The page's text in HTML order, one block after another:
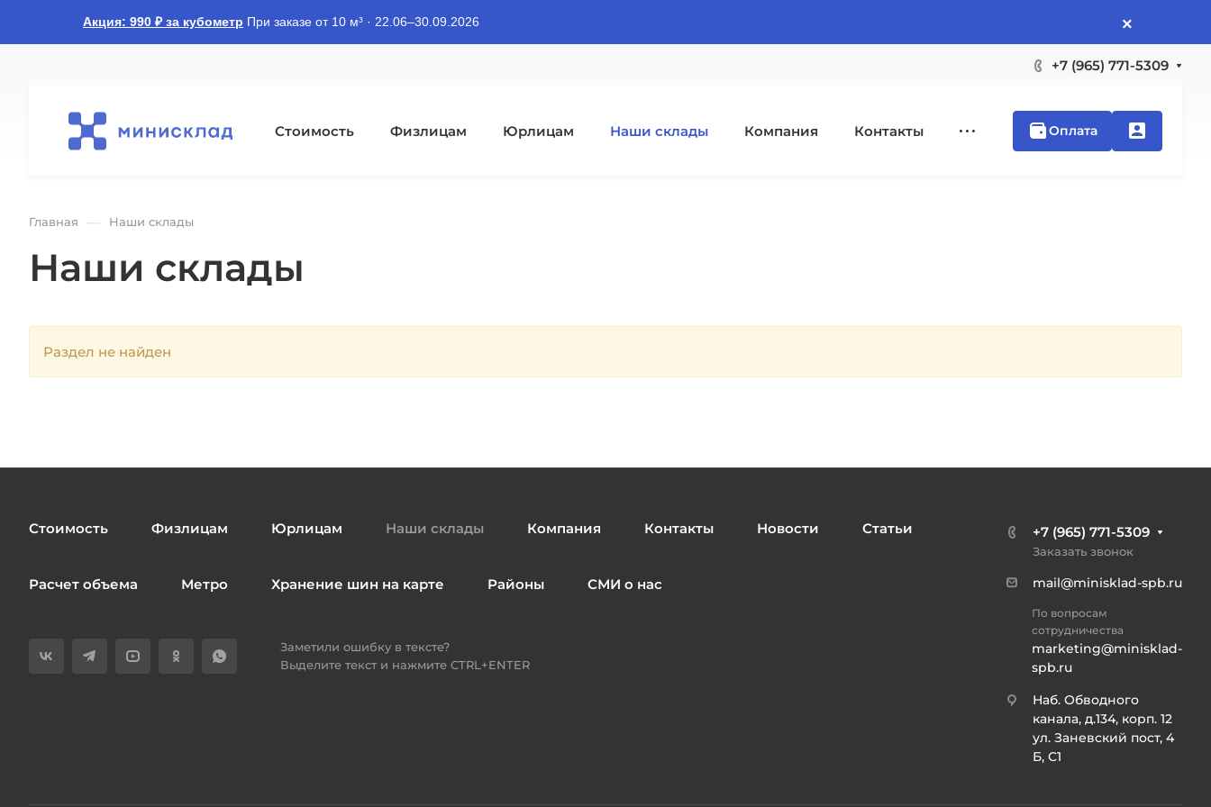
Акция: 990 ₽ за кубометр При заказе от 10 м³ · 22.06–30.09.2026 ×
+7 (965) 771-5309
Стоимость Физлицам Юрлицам Наши склады Компания Контакты Оплата
Главная Наши склады
Наши склады
Раздел не найден
Стоимость Физлицам Юрлицам Наши склады Компания Контакты Новости Статьи
Расчет объема Метро Хранение шин на карте Районы СМИ о нас
Заметили ошибку в тексте?
Выделите текст и нажмите CTRL+ENTER
+7 (965) 771-5309
Заказать звонок
По вопросам
сотрудничества
marketing@minisklad-
spb.ru
mail@minisklad-spb.ru
Наб. Обводного
канала, д.134, корп. 12
ул. Заневский пост, 4
Б, С1